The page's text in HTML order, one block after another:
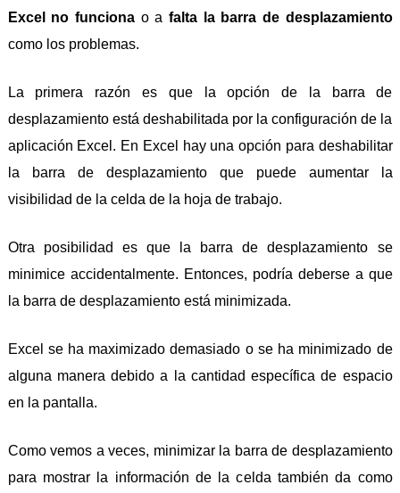
Excel no funcionao a falta la barra de desplazamiento
como los problemas.
La primera razón es que la opción de la barra de
desplazamiento está deshabilitada por la configuración de la
aplicación Excel. En Excel hay una opción para deshabilitar
la barra de desplazamiento que puede aumentar la
visibilidad de la celda de la hoja de trabajo.
Otra posibilidad es que la barra de desplazamiento se
minimice accidentalmente. Entonces, podría deberse a que
la barra de desplazamiento está minimizada.
Excel se ha maximizado demasiado o se ha minimizado de
alguna manera debido a la cantidad específica de espacio
en la pantalla.
Como vemos a veces, minimizar la barra de desplazamiento
para mostrar la información de la celda también da como